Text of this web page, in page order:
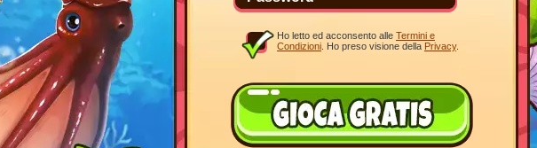
Ho letto ed acconsento alle Termini e
Condizioni . Ho preso visione della Privacy.